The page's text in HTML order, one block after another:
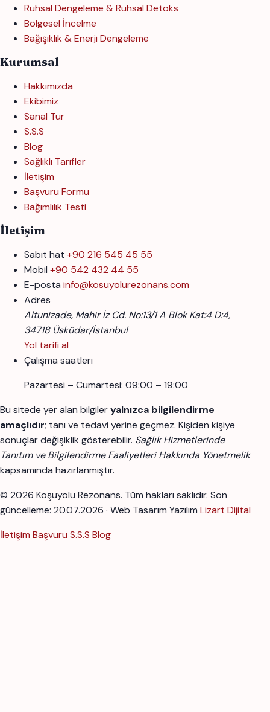
Ruhsal Dengeleme & Ruhsal Detoks
Bölgesel İncelme
Bağışıklık & Enerji Dengeleme
Kurumsal
Hakkımızda
Ekibimiz
Sanal Tur
S.S.S
Blog
Sağlıklı Tarifler
İletişim
Başvuru Formu
Bağımlılık Testi
İletişim
Sabit hat +90 216 545 45 55
Mobil +90 542 432 44 55
E-posta info@kosuyolurezonans.com
Adres
Altunizade, Mahir İz Cd. No:13/1 A Blok Kat:4 D:4,
34718 Üsküdar/İstanbul
Yol tarifi al
Çalışma saatleri
Pazartesi – Cumartesi: 09:00 – 19:00
Bu sitede yer alan bilgileryalnızca bilgilendirme
amaçlıdır; tanı ve tedavi yerine geçmez. Kişiden kişiye
sonuçlar değişiklik gösterebilir. Sağlık Hizmetlerinde
Tanıtım ve Bilgilendirme Faaliyetleri Hakkında Yönetmelik
kapsamında hazırlanmıştır.
© 2026 Koşuyolu Rezonans. Tüm hakları saklıdır. Son
güncelleme: 20.07.2026 · Web Tasarım Yazılım Lizart Dijital
İletişim Başvuru S.S.S Blog